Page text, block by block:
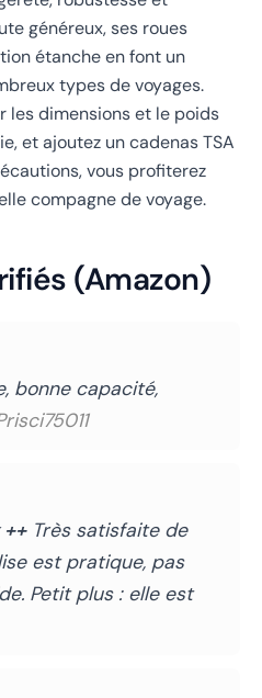
généreux, ses roues
étanche en font un
types de voyages.
les dimensions et le poids
et ajoutez un cadenas TSA
vous profiterez
compagne de voyage.
(Amazon)
bonne capacité,
Très satisfaite de
est pratique, pas
Petit plus : elle est